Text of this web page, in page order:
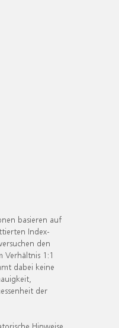
basieren auf
Index-
den
Verhältnis 1:1
dabei keine
der